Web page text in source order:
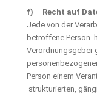
f) Recht auf
Jede von der
betroffene Person
Verordnungsgeber
Person einem
strukturierten,